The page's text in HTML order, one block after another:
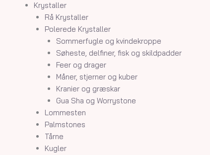
Krystaller
Rå Krystaller
Polerede Krystaller
Sommerfugle og kvindekroppe
Søheste, delfiner, fisk og skildpadder
Feer og drager
Måner, stjerner og kuber
Kranier og græskar
Gua Sha og Worrystone
Lommesten
Palmstones
Tårne
Kugler